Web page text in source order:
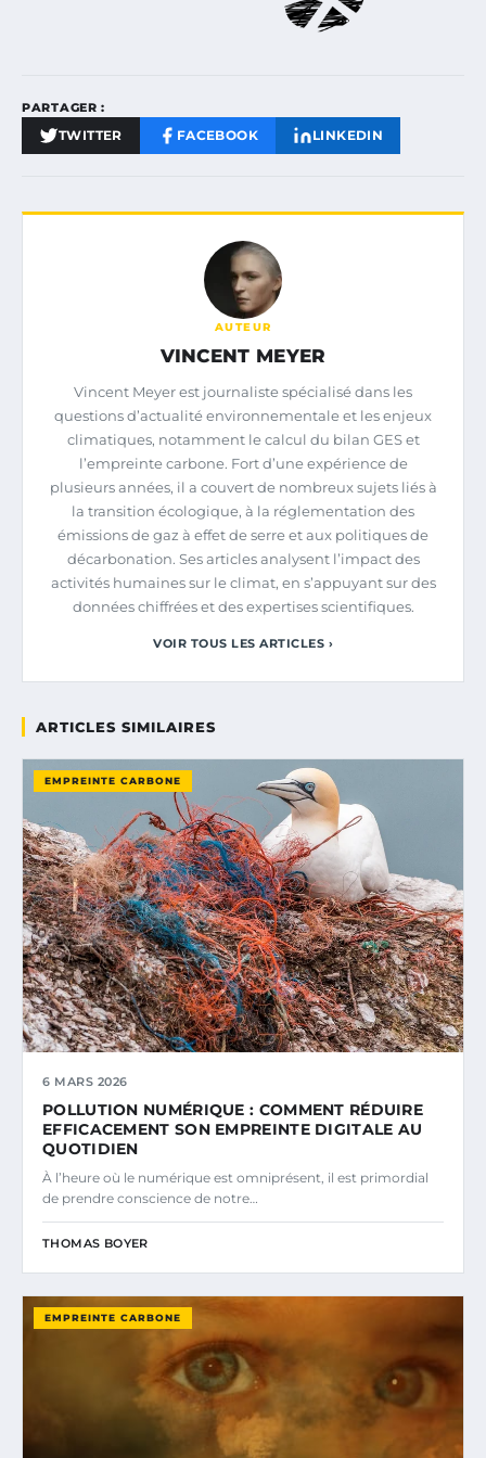
PARTAGER :
TWITTER FACEBOOK LINKEDIN
AUTEUR
VINCENT MEYER
Vincent Meyer est journaliste spécialisé dans les
questions d’actualité environnementale et les enjeux
climatiques, notamment le calcul du bilan GES et
l’empreinte carbone. Fort d’une expérience de
plusieurs années, il a couvert de nombreux sujets liés à
la transition écologique, à la réglementation des
émissions de gaz à effet de serre et aux politiques de
décarbonation. Ses articles analysent l’impact des
activités humaines sur le climat, en s’appuyant sur des
données chiffrées et des expertises scientifiques.
VOIR TOUS LES ARTICLES ›
ARTICLES SIMILAIRES
EMPREINTE CARBONE
6 MARS 2026
POLLUTION NUMÉRIQUE : COMMENT RÉDUIRE
EFFICACEMENT SON EMPREINTE DIGITALE AU
QUOTIDIEN
À l’heure où le numérique est omniprésent, il est primordial
de prendre conscience de notre…
THOMAS BOYER
EMPREINTE CARBONE